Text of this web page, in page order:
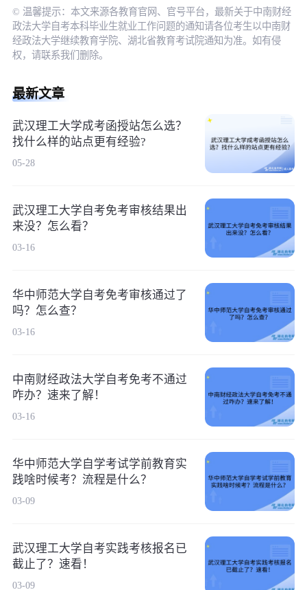
© 温馨提示：本文来源各教育官网、官号平台，最新关于中南财经
政法大学自考本科毕业生就业工作问题的通知请各位考生以中南财
经政法大学继续教育学院、湖北省教育考试院通知为准。如有侵
权，请联系我们删除。
最新文章
武汉理工大学成考函授站怎么选？
找什么样的站点更有经验?
05-28
武汉理工大学自考免考审核结果出
来没？怎么看？
03-16
华中师范大学自考免考审核通过了
吗？怎么查？
03-16
中南财经政法大学自考免考不通过
咋办？速来了解！
03-16
华中师范大学自学考试学前教育实
践啥时候考？流程是什么？
03-09
武汉理工大学自考实践考核报名已
截止了？速看！
03-09